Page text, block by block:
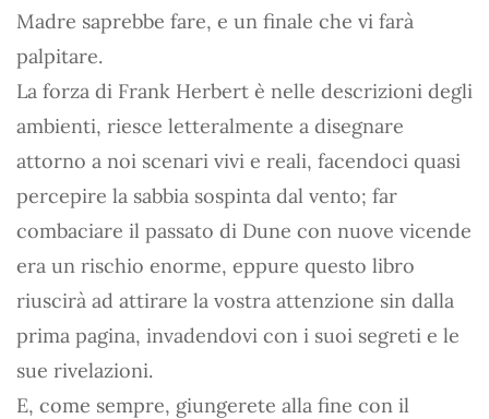
Madre saprebbe fare, e un finale che vi farà
palpitare.
La forza di Frank Herbert è nelle descrizioni degli
ambienti, riesce letteralmente a disegnare
attorno a noi scenari vivi e reali, facendoci quasi
percepire la sabbia sospinta dal vento; far
combaciare il passato di Dune con nuove vicende
era un rischio enorme, eppure questo libro
riuscirà ad attirare la vostra attenzione sin dalla
prima pagina, invadendovi con i suoi segreti e le
sue rivelazioni.
E, come sempre, giungerete alla fine con il